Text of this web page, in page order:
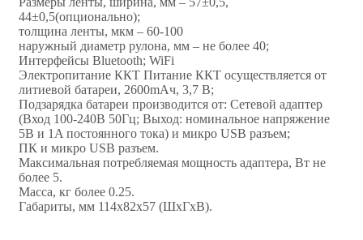
44±0,5(опционально);
толщина ленты, мкм – 60-100
наружный диаметр рулона, мм – не более 40;
Интерфейсы Bluetooth; WiFi
Электропитание ККТ Питание ККТ осуществляется от
литиевой батареи, 2600mАч, 3,7 В;
Подзарядка батареи производится от: Сетевой адаптер
(Вход 100-240В 50Гц; Выход: номинальное напряжение
5В и 1A постоянного тока) и микро USB разъем;
ПК и микро USB разъем.
Максимальная потребляемая мощность адаптера, Вт не
более 5.
Масса, кг более 0.25.
Габариты, мм 114х82х57 (ШxГxВ).